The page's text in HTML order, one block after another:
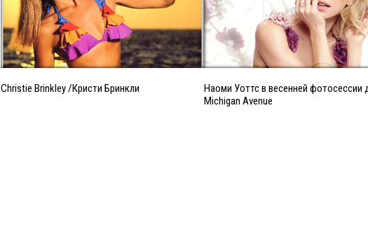
Christie Brinkley /Кристи Бринкли
Наоми Уоттс в весенней фотосессии
Michigan Avenue